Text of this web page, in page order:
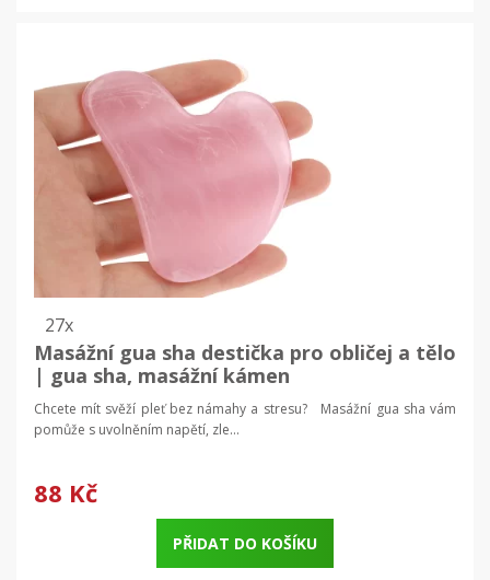
27x
Masážní gua sha destička pro obličej a tělo
| gua sha, masážní kámen
Chcete mít svěží pleť bez námahy a stresu? Masážní gua sha vám
pomůže s uvolněním napětí, zle...
88 Kč
PŘIDAT DO KOŠÍKU